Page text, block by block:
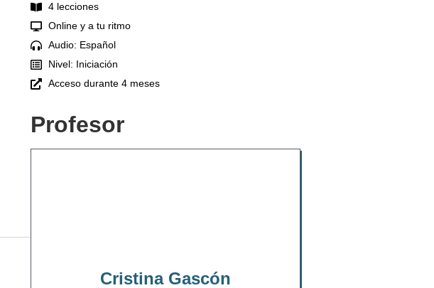
4 lecciones
Online y a tu ritmo
Audio: Español
Nivel: Iniciación
Acceso durante 4 meses
Profesor
Cristina Gascón